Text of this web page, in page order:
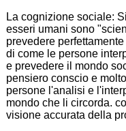
La cognizione sociale:
esseri umani sono
prevedere
di come le persone
e prevedere il mondo
pensiero conscio e
persone l'analisi e
mondo che li circorda.
visione accurata della